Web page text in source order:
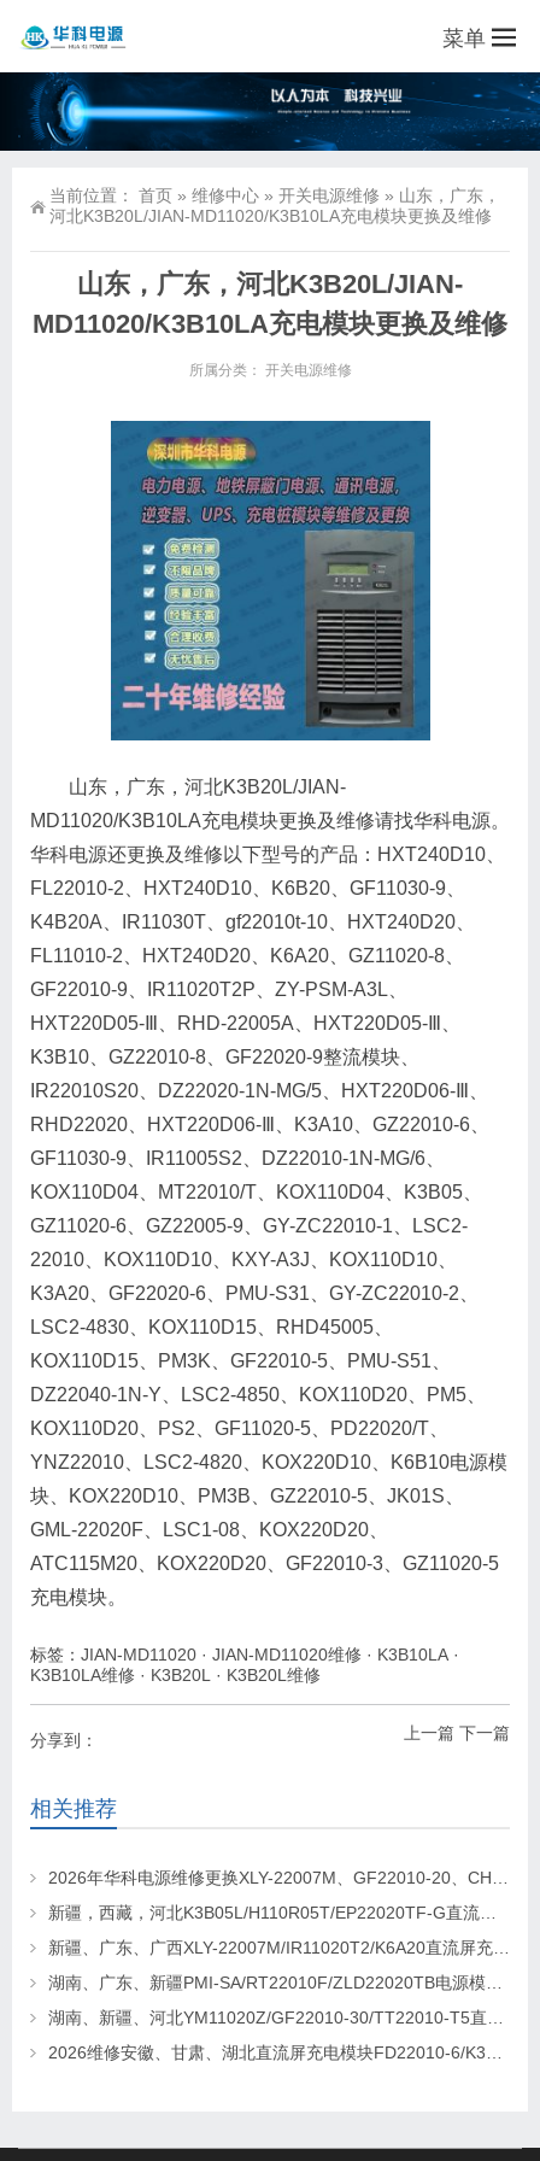
菜单
当前位置： 首页 » 维修中心 » 开关电源维修 » 山东，广东，
河北K3B20L/JIAN-MD11020/K3B10LA充电模块更换及维修
山东，广东，河北K3B20L/JIAN-
MD11020/K3B10LA充电模块更换及维修
所属分类： 开关电源维修
山东，广东，河北K3B20L/JIAN-
MD11020/K3B10LA充电模块更换及维修请找华科电源。
华科电源还更换及维修以下型号的产品：HXT240D10、
FL22010-2、HXT240D10、K6B20、GF11030-9、
K4B20A、IR11030T、gf22010t-10、HXT240D20、
FL11010-2、HXT240D20、K6A20、GZ11020-8、
GF22010-9、IR11020T2P、ZY-PSM-A3L、
HXT220D05-Ⅲ、RHD-22005A、HXT220D05-Ⅲ、
K3B10、GZ22010-8、GF22020-9整流模块、
IR22010S20、DZ22020-1N-MG/5、HXT220D06-Ⅲ、
RHD22020、HXT220D06-Ⅲ、K3A10、GZ22010-6、
GF11030-9、IR11005S2、DZ22010-1N-MG/6、
KOX110D04、MT22010/T、KOX110D04、K3B05、
GZ11020-6、GZ22005-9、GY-ZC22010-1、LSC2-
22010、KOX110D10、KXY-A3J、KOX110D10、
K3A20、GF22020-6、PMU-S31、GY-ZC22010-2、
LSC2-4830、KOX110D15、RHD45005、
KOX110D15、PM3K、GF22010-5、PMU-S51、
DZ22040-1N-Y、LSC2-4850、KOX110D20、PM5、
KOX110D20、PS2、GF11020-5、PD22020/T、
YNZ22010、LSC2-4820、KOX220D10、K6B10电源模
块、KOX220D10、PM3B、GZ22010-5、JK01S、
GML-22020F、LSC1-08、KOX220D20、
ATC115M20、KOX220D20、GF22010-3、GZ11020-5
充电模块。
标签： JIAN-MD11020 · JIAN-MD11020维修 · K3B10LA ·
K3B10LA维修 · K3B20L · K3B20L维修
上一篇 下一篇
分享到：
相关推荐
2026年华科电源维修更换XLY-22007M、GF22010-20、CHR-22020直流屏充电模块
新疆，西藏，河北K3B05L/H110R05T/EP22020TF-G直流屏充电模块维修更换
新疆、广东、广西XLY-22007M/IR11020T2/K6A20直流屏充电模块维修更换
湖南、广东、新疆PMI-SA/RT22010F/ZLD22020TB电源模块维修更换
湖南、新疆、河北YM11020Z/GF22010-30/TT22010-T5直流屏充电模块维修更换
2026维修安徽、甘肃、湖北直流屏充电模块FD22010-6/K3B20L/GF22010-10